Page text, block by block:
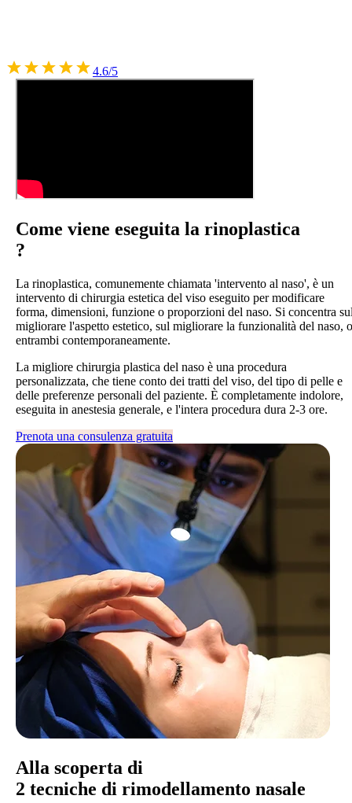
4.6/5
Come viene eseguita la rinoplastica
?
La rinoplastica, comunemente chiamata 'intervento al naso', è un
intervento di chirurgia estetica del viso eseguito per modificare
forma, dimensioni, funzione o proporzioni del naso. Si concentra
migliorare l'aspetto estetico, sul migliorare la funzionalità del naso, o
entrambi contemporaneamente.
La migliore chirurgia plastica del naso è una procedura
personalizzata, che tiene conto dei tratti del viso, del tipo di pelle e
delle preferenze personali del paziente. È completamente indolore,
eseguita in anestesia generale, e l'intera procedura dura 2-3 ore.
Prenota una consulenza gratuita
Alla scoperta di
2 tecniche di rimodellamento nasale